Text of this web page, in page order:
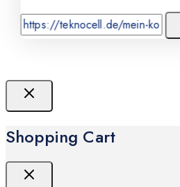
Shopping Cart